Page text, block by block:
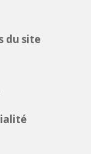
du site